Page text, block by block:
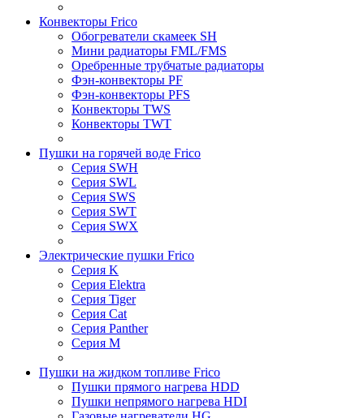
Конвекторы Frico
Обогреватели скамеек SH
Мини радиаторы FML/FMS
Оребренные трубчатые радиаторы
Фэн-конвекторы PF
Фэн-конвекторы PFS
Конвекторы TWS
Конвекторы TWT
Пушки на горячей воде Frico
Серия SWH
Серия SWL
Серия SWS
Серия SWT
Серия SWX
Электрические пушки Frico
Серия K
Серия Elektra
Серия Tiger
Серия Cat
Серия Panther
Серия M
Пушки на жидком топливе Frico
Пушки прямого нагрева HDD
Пушки непрямого нагрева HDI